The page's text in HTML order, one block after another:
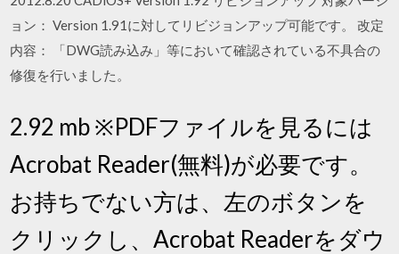
ョン： Version 1.91に対してリビジョンアップ可能です。 改定
内容： 「DWG読み込み」等において確認されている不具合の
修復を行いました。
2.92 mb ※PDFファイルを見るには
Acrobat Reader(無料)が必要です。
お持ちでない方は、左のボタンを
クリックし、Acrobat Readerをダウ